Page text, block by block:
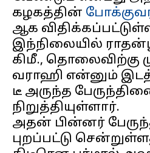
கழகத்தின்
ஆக
இந்நிலையில்
கிமீ., தொலைவிற்கு
வராஹி என்னும்
டீ அருந்த
நிறுத்தியுள்ளார்.
அதன் பின்னர்
புறப்பட்டு